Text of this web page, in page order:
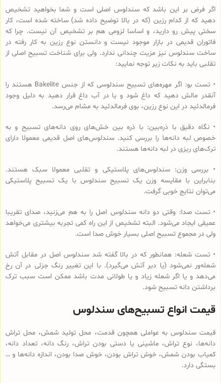
اگر فرض بر این باشد که سندلوس اصلی است و شما بخواهید تشخیص
دهید که از کدام رزین (که در بالا توضیح داده شد) ساخته شده است، کار
سختی پیش رو دارید، و اساسا لزومی هم بر تشخیص آن نیست. چرا که
فاتوران قدیمی در بازار موجود نیست و دانستن نوع رزین به کار رفته در
ساخت سندلوس نیز مزیت چندانی ندارد. ولی برای شناخت تسبیح اصلی از
تقلبی باید به نکات زیر توجه نمایید:
• تست بو: اگر مهره‌های تسبیح‌ سندلوسی که از جنس Bakelite هستند را
آنقدر مالش دهید که داغ شود و یا در آب داغ قرار دهید به دلیل وجود
فرمالدئید در این نوع رزین، بوی فرمالدئید به مشام می‌رسد.
• نگاه دقیق با ذره‌بین: با ذره بین خش‌های روی دانه‌های تسبیح و به
خصوص لبه دانه‌ها را بررسی کنید. سندلوس‌های اصل قدیمی معمولا دارای
ترک‌های ریزی در لبه دانه‌ها هستند.
• بررسی وزن: سندلوس‌های پلاستیکی و تقلبی معمولا سبک هستند.
بنابراین با مقایسه وزن یک تسبیح سندلوس با یک تسبیح پلاستیکی
می‌توان نتایج خوبی گرفت.
• تست صدا: وقتی دو دانه سندلوس اصل را به هم می‌زنید، صدای تقریبا
عمیقی ایجاد می‌شود. البته تشخیص از این راه کمی تجربه بیشتری می‌خواهد
ولی در مجموع تسبیح اصلی بسیار خوش صدا است.
• تست شعله: همانطور که در بالا گفته شد سندلوس اصل در مقابل آتش
شعله‌ور نمی‌شود (یا دیر آتش می‌گیرد). با این تغییر رنگ جزئی در آن رخ
می‌دهد و یا اگر شعله زیاد و یا طولانی مدت باشد ممکن است سبب ترک
برداشتن دانه تسبیح شود.
قیمت انواع تسبیح‌های سندلوس
قیمت سندلوس به عواملی همچون قدمت، محل تولید شمش، محل تراش
دانه‌ها، نوع تراش، ماشینی یا دستی بودن تراش، رنگ دانه، تعداد دانه،
کمیاب بودن شمش، خوش تراش بودن، خوش صدا بودن، اندازه دانه‌ها و …
بستگی دارد.